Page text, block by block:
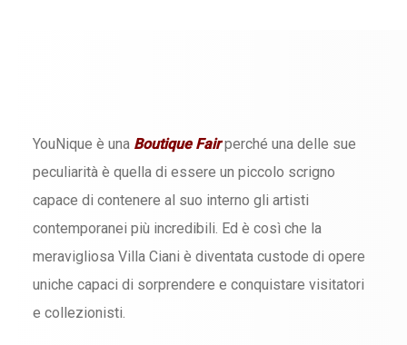
YouNique è una Boutique Fairperché una delle sue
peculiarità è quella di essere un piccolo scrigno
capace di contenere al suo interno gli artisti
contemporanei più incredibili. Ed è così che la
meravigliosa Villa Ciani è diventata custode di opere
uniche capaci di sorprendere e conquistare visitatori
e collezionisti.